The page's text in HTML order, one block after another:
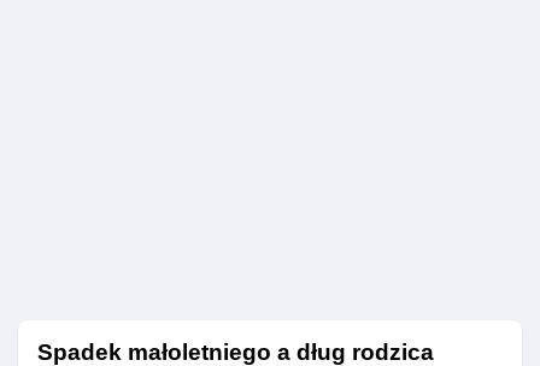
Spadek małoletniego a dług rodzica